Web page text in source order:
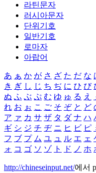
라틴문자
러시아문자
단위기호
일반기호
로마자
아랍어
あ ぁ か が さ ざ た だ な
き ぎ し じ ち ぢ に ひ び
ぬ ふ ぶ ぷ む ゆ ゅ る え
れ お ぉ こ ご そ ぞ と ど
ア ァ カ サ ザ タ ダ ナ ハ
ギ シ ジ チ ヂ ニ ヒ ビ ピ
フ ブ プ ム ユ ュ ル エ ェ
ォ コ ゴ ソ ゾ ト ド ノ ホ
http://chineseinput.net/에서